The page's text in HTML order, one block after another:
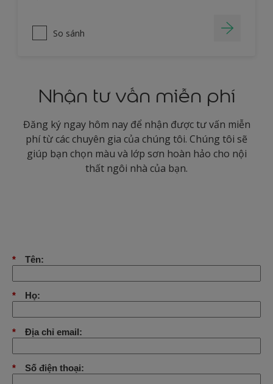
So sánh
Nhận tư vấn miễn phí
Đăng ký ngay hôm nay để nhận được tư vấn miễn
phí từ các chuyên gia của chúng tôi. Chúng tôi sẽ
giúp bạn chọn màu và lớp sơn hoàn hảo cho nội
thất ngôi nhà của bạn.